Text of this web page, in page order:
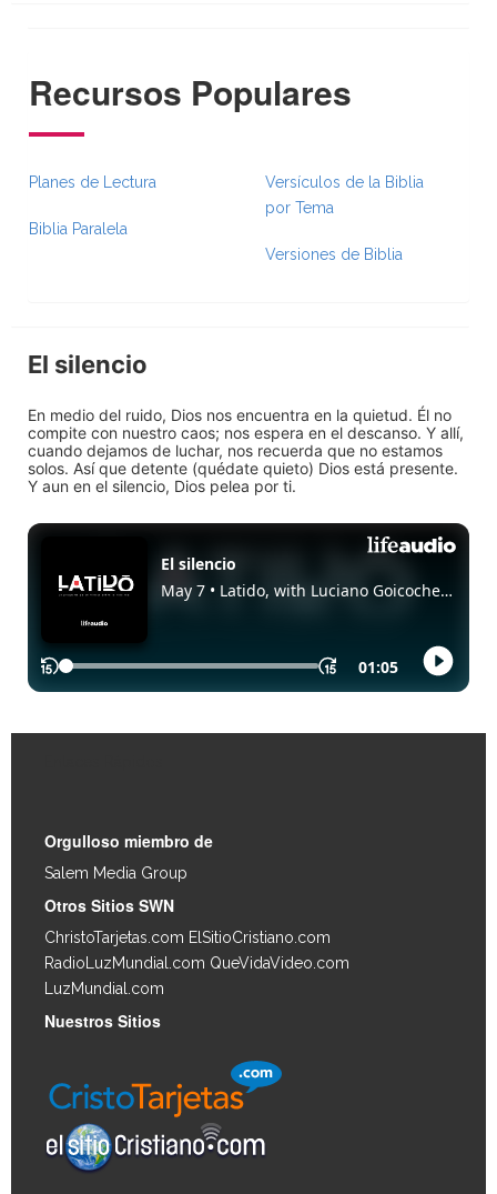
Recursos Populares
Planes de Lectura
Biblia Paralela
Versículos de la Biblia
por Tema
Versiones de Biblia
El silencio
En medio del ruido, Dios nos encuentra en la quietud. Él no
compite con nuestro caos; nos espera en el descanso. Y allí,
cuando dejamos de luchar, nos recuerda que no estamos
solos. Así que detente (quédate quieto) Dios está presente.
Y aun en el silencio, Dios pelea por ti.
Orgulloso miembro de
Salem Media Group
Otros Sitios SWN
ChristoTarjetas.com ElSitioCristiano.com
RadioLuzMundial.com QueVidaVideo.com
LuzMundial.com
Nuestros Sitios